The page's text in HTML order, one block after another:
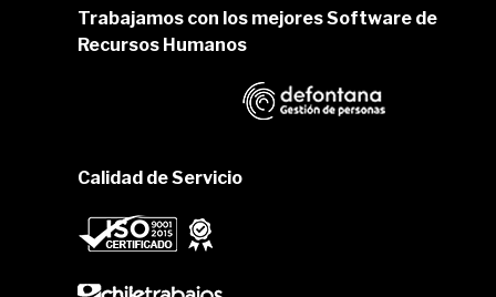
Trabajamos con los mejores Software de
Recursos Humanos
Calidad de Servicio